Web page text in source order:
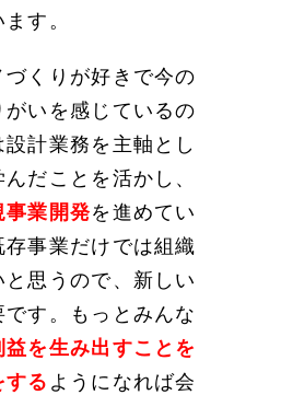
す。
づくりが好きで今の
いを感じているの
計業務を主軸とし
だことを活かし、
事業開発を進めてい
存事業だけでは組織
思うので、新しい
す。もっとみんな
益を生み出すことを
する ようになれば会